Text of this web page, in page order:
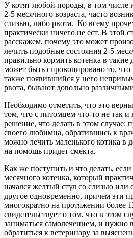
У котят любой породы, в том числе
2-5 месячного возраста, часто
слизью, либо рвота. Ко всему
практически ничего не ест. В этой
расскажем, почему это может
лечить подобные состояния 2-5
правильно кормить котенка в
может быть спровоцировано то, что
также появившийся у него
рвота, бывают довольно
Необходимо отметить, что это
том, что с питомцем что-то не так
решение, что делать в этом случае:
своего любимца, обратившись к
можно лечить маленького котика в
на помощь придет смекта.
Как же поступить и что делать,
месячного котенка, который
начался желтый стул со слизью или
другое одновременно, причем эти
многократно на протяжении более
свидетельствует о том, что в этом
заниматься самолечением, и нужно
обратиться к ветеринару за